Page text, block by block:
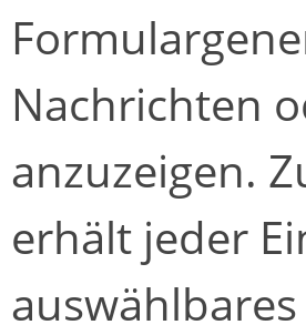
Nachrichten
anzuzeigen.
erhält jeder